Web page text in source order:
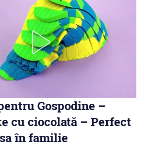
Gospodine –
cu ciocolată – Perfect
în familie